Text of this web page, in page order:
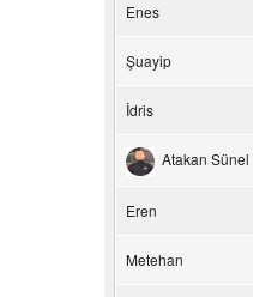
Enes
Şuayip
İdris
Atakan Sünel
Eren
Metehan